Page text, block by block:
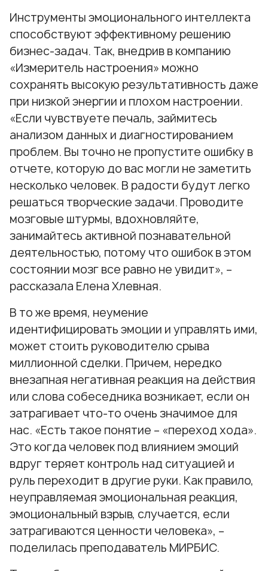
Инструменты эмоционального интеллекта
способствуют эффективному решению
бизнес-задач. Так, внедрив в компанию
«Измеритель настроения» можно
сохранять высокую результативность даже
при низкой энергии и плохом настроении.
«Если чувствуете печаль, займитесь
анализом данных и диагностированием
проблем. Вы точно не пропустите ошибку в
отчете, которую до вас могли не заметить
несколько человек. В радости будут легко
решаться творческие задачи. Проводите
мозговые штурмы, вдохновляйте,
занимайтесь активной познавательной
деятельностью, потому что ошибок в этом
состоянии мозг все равно не увидит», –
рассказала Елена Хлевная.
В то же время, неумение
идентифицировать эмоции и управлять ими,
может стоить руководителю срыва
миллионной сделки. Причем, нередко
внезапная негативная реакция на действия
или слова собеседника возникает, если он
затрагивает что-то очень значимое для
нас. «Есть такое понятие – «переход хода».
Это когда человек под влиянием эмоций
вдруг теряет контроль над ситуацией и
руль переходит в другие руки. Как правило,
неуправляемая эмоциональная реакция,
эмоциональный взрыв, случается, если
затрагиваются ценности человека», –
поделилась преподаватель МИРБИС.